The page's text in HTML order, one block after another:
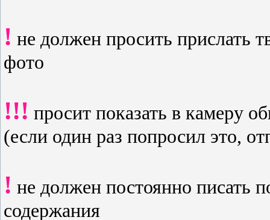
! не должен просить прислать
фото
!!! просит показать в камеру
(если один раз попросил это,
! не должен постоянно писать
содержания